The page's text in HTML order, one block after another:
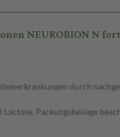
NEUROBION N
durch
Packungsbeilage